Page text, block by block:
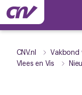
CNV.nl
Vakbond
Vlees en Vis